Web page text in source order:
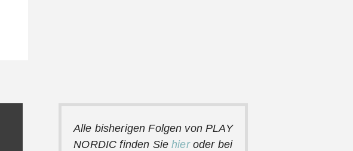
Alle bisherigen Folgen von PLAY
NORDIC finden Siehieroder bei